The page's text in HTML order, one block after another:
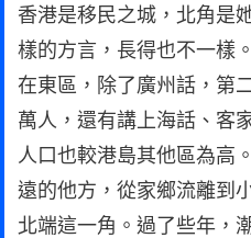
香港是移民之城，北角是
樣的方言，長得也不一樣
在東區，除了廣州話，第
萬人，還有講上海話、客
人口也較港島其他區為高
遠的他方，從家鄉流離到
北端這一角。過了些年，